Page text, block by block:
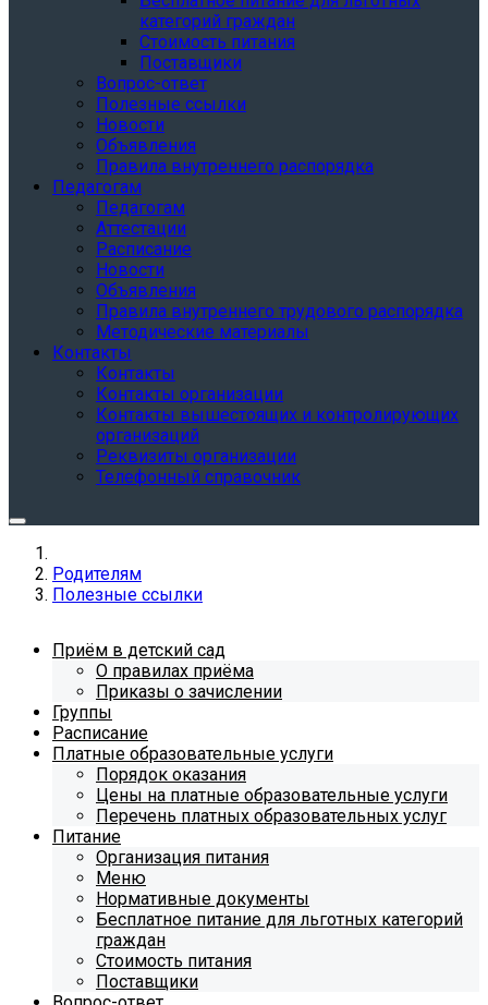
категорий граждан
Стоимость питания
Поставщики
Вопрос-ответ
Полезные ссылки
Новости
Объявления
Правила внутреннего распорядка
Педагогам
Педагогам
Аттестации
Расписание
Новости
Объявления
Правила внутреннего трудового распорядка
Методические материалы
Контакты
Контакты
Контакты организации
Контакты вышестоящих и контролирующих
организаций
Реквизиты организации
Телефонный справочник
Родителям
Полезные ссылки
Приём в детский сад
О правилах приёма
Приказы о зачислении
Группы
Расписание
Платные образовательные услуги
Порядок оказания
Цены на платные образовательные услуги
Перечень платных образовательных услуг
Питание
Организация питания
Меню
Нормативные документы
Бесплатное питание для льготных категорий
граждан
Стоимость питания
Поставщики